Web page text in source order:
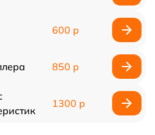
600 р
850 р
1300 р